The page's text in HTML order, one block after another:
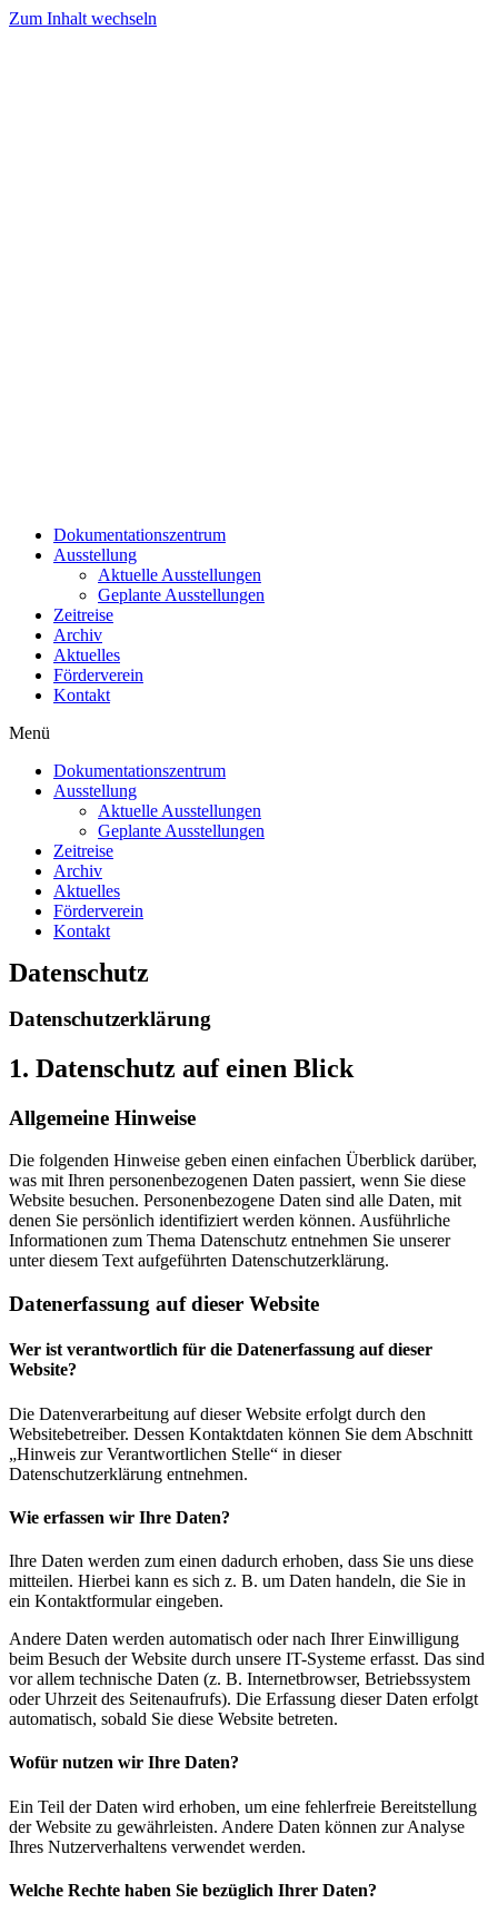
Zum Inhalt wechseln
Dokumentationszentrum
Ausstellung
Aktuelle Ausstellungen
Geplante Ausstellungen
Zeitreise
Archiv
Aktuelles
Förderverein
Kontakt
Menü
Dokumentationszentrum
Ausstellung
Aktuelle Ausstellungen
Geplante Ausstellungen
Zeitreise
Archiv
Aktuelles
Förderverein
Kontakt
Datenschutz
Datenschutz­erklärung
1. Datenschutz auf einen Blick
Allgemeine Hinweise
Die folgenden Hinweise geben einen einfachen Überblick darüber,
was mit Ihren personenbezogenen Daten passiert, wenn Sie diese
Website besuchen. Personenbezogene Daten sind alle Daten, mit
denen Sie persönlich identifiziert werden können. Ausführliche
Informationen zum Thema Datenschutz entnehmen Sie unserer
unter diesem Text aufgeführten Datenschutzerklärung.
Datenerfassung auf dieser Website
Wer ist verantwortlich für die Datenerfassung auf dieser
Website?
Die Datenverarbeitung auf dieser Website erfolgt durch den
Websitebetreiber. Dessen Kontaktdaten können Sie dem Abschnitt
„Hinweis zur Verantwortlichen Stelle“ in dieser
Datenschutzerklärung entnehmen.
Wie erfassen wir Ihre Daten?
Ihre Daten werden zum einen dadurch erhoben, dass Sie uns diese
mitteilen. Hierbei kann es sich z. B. um Daten handeln, die Sie in
ein Kontaktformular eingeben.
Andere Daten werden automatisch oder nach Ihrer Einwilligung
beim Besuch der Website durch unsere IT-Systeme erfasst. Das sind
vor allem technische Daten (z. B. Internetbrowser, Betriebssystem
oder Uhrzeit des Seitenaufrufs). Die Erfassung dieser Daten erfolgt
automatisch, sobald Sie diese Website betreten.
Wofür nutzen wir Ihre Daten?
Ein Teil der Daten wird erhoben, um eine fehlerfreie Bereitstellung
der Website zu gewährleisten. Andere Daten können zur Analyse
Ihres Nutzerverhaltens verwendet werden.
Welche Rechte haben Sie bezüglich Ihrer Daten?